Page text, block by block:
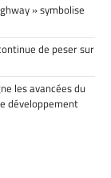
» symbolise
de peser sur
les avancées du
développement